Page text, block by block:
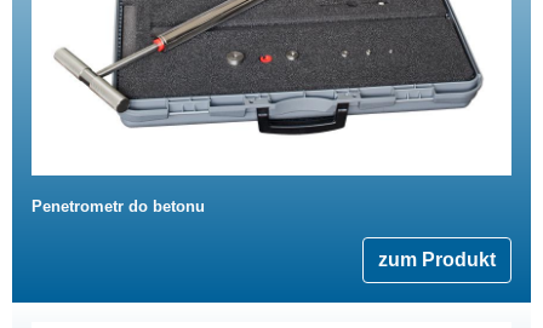
Penetrometr do betonu
zum Produkt